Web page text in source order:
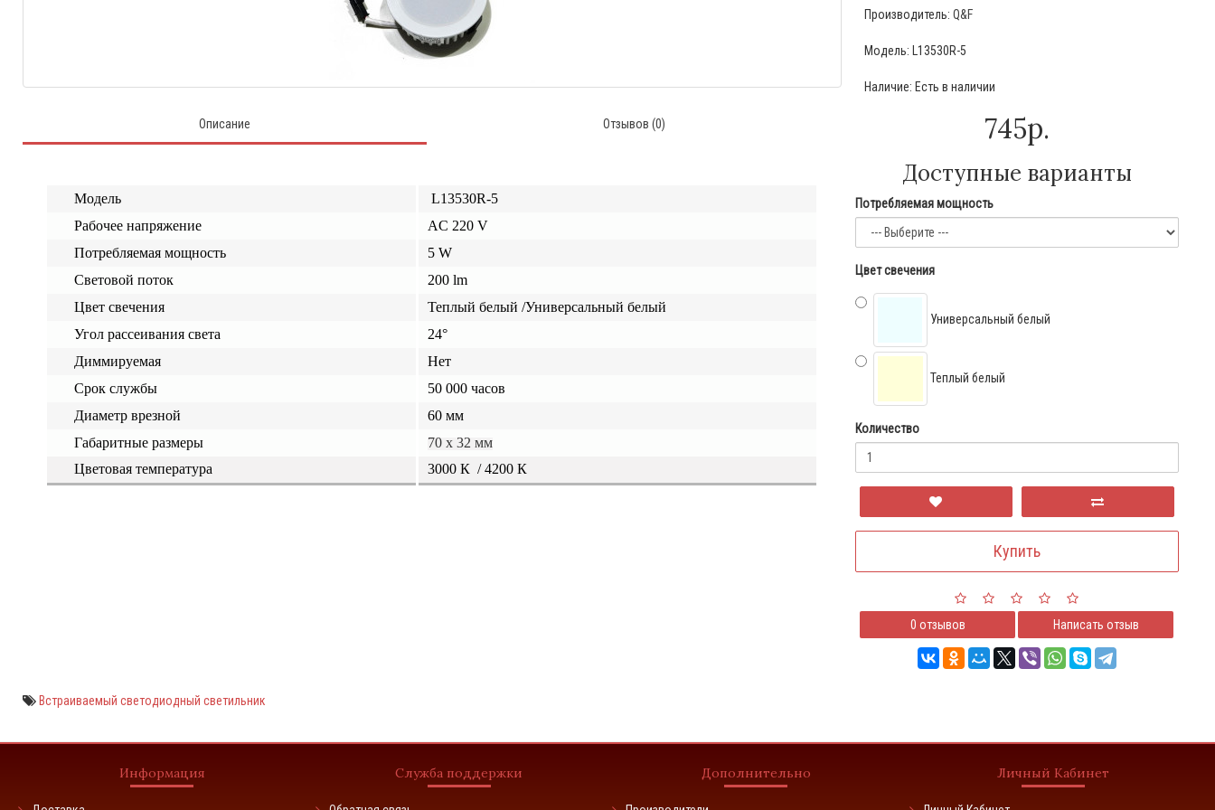
Описание Отзывов (0)
Модель
L13530R-5
Рабочее напряжение
AC 220 V
Потребляемая мощность
5 W
Световой поток
200 lm
Цвет свечения
Теплый белый /Универсальный белый
Угол рассеивания света
24°
Диммируемая
Нет
Срок службы
50 000 часов
Диаметр врезной
60 мм
Габаритные размеры
70 х 32 мм
Цветовая температура
3000 К / 4200 К
Производитель: Q&F
Модель: L13530R-5
Наличие: Есть в наличии
745р.
Доступные варианты
Потребляемая мощность
Цвет свечения
Универсальный белый
Теплый белый
Количество
Купить
0 отзывов Написать отзыв
Встраиваемый светодиодный светильник
Информация Служба поддержки Дополнительно Личный Кабинет